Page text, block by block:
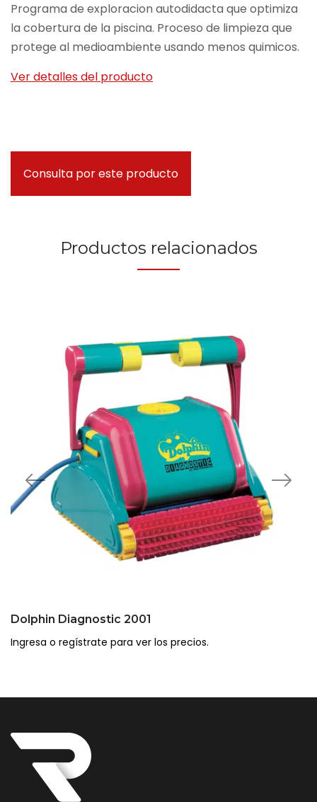
Programa de exploracion autodidacta que optimiza
la cobertura de la piscina. Proceso de limpieza que
protege al medioambiente usando menos quimicos.
Ver detalles del producto
Consulta por este producto
Productos relacionados
Dolphin Diagnostic 2001
Ingresa o regístrate para ver los precios.